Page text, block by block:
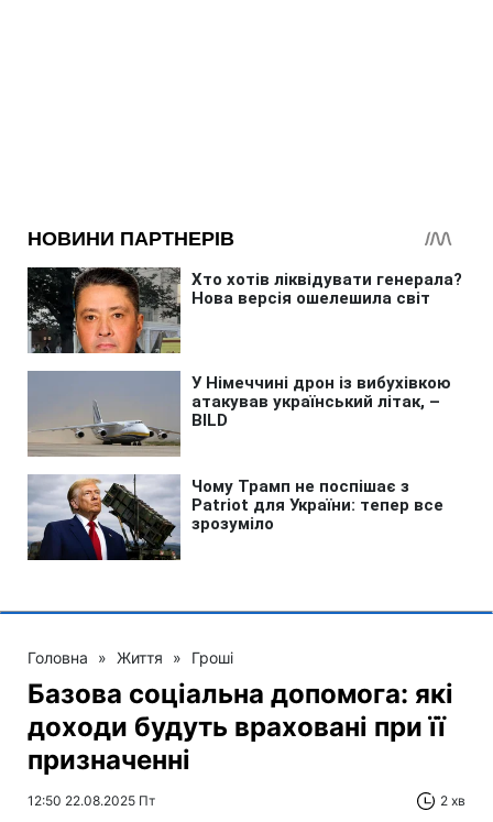
Головна » Життя » Гроші
Базова соціальна допомога: які
доходи будуть враховані при її
призначенні
12:50 22.08.2025 Пт 2 хв